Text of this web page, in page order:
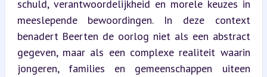
schuld, verantwoordelijkheid en morele keuzes in
meeslepende bewoordingen. In deze context
benadert Beerten de oorlog niet als een abstract
gegeven, maar als een complexe realiteit waarin
jongeren, families en gemeenschappen uiteen